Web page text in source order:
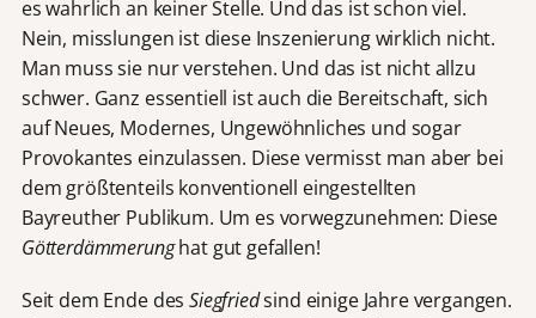
es wahrlich an keiner Stelle. Und das ist schon viel.
Nein, misslungen ist diese Inszenierung wirklich nicht.
Man muss sie nur verstehen. Und das ist nicht allzu
schwer. Ganz essentiell ist auch die Bereitschaft, sich
auf Neues, Modernes, Ungewöhnliches und sogar
Provokantes einzulassen. Diese vermisst man aber bei
dem größtenteils konventionell eingestellten
Bayreuther Publikum. Um es vorwegzunehmen: Diese
Götterdämmerunghat gut gefallen!
Seit dem Ende desSiegfriedsind einige Jahre vergangen.